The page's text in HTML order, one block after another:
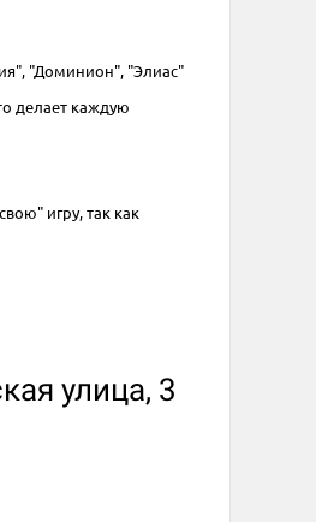
"Доминион", "Элиас"
делает каждую
игру, так как
улица, 3